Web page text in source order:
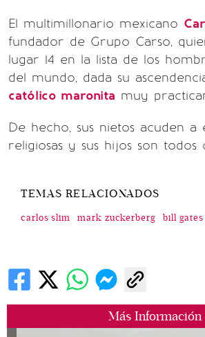
Más Información
El multimillonario mexicano
fundador de Grupo Carso,
lugar 14 en la lista de los
del mundo, dada su
católico maronita muy
De hecho, sus nietos acuden a
religiosas y sus hijos son todos
TEMAS RELACIONADOS
carlos slim mark zuckerberg bill gates